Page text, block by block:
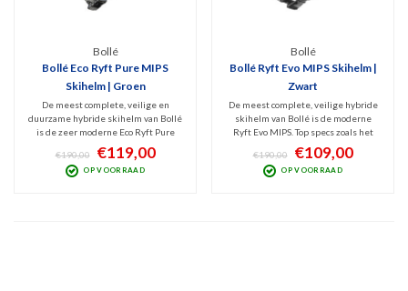
Bollé
Bollé Eco Ryft Pure MIPS
Skihelm | Groen
De meest complete, veilige en
duurzame hybride skihelm van Bollé
is de zeer moderne Eco Ryft Pure
MIPS skihelm. Top specs zoals het
BOA Fit System, instelbare
ventilatie en MIPS Protection is
€190,00 €119,00
OP VOORRAAD
Bollé
Bollé Ryft Evo MIPS Skihelm |
Zwart
De meest complete, veilige hybride
skihelm van Bollé is de moderne
Ryft Evo MIPS. Top specs zoals het
BOA Fit System, instelbare
ventilatie en MIPS Protection is
gecombineerd met een stoer design.
€190,00 €109,00
OP VOORRAAD